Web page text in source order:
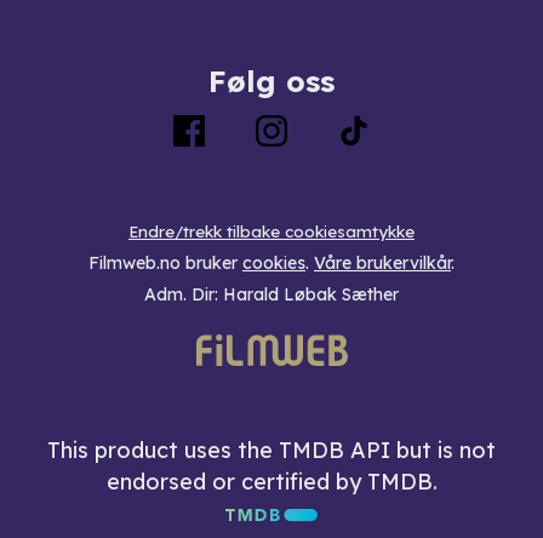
Følg oss
Endre/trekk tilbake cookiesamtykke
Filmweb.no bruker cookies. Våre brukervilkår.
Adm. Dir: Harald Løbak Sæther
This product uses the TMDB API but is not
endorsed or certified by TMDB.